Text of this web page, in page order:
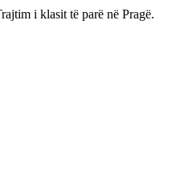
i klasit të parë në Pragë.